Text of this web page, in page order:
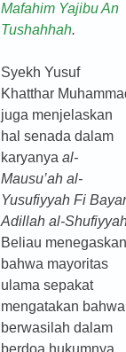
Mafahim Yajibu An
Tushahhah.
Syekh Yusuf
Khatthar
juga menjelaskan
hal senada dalam
karyanyaal-
Mausu’ah al-
Yusufiyyah Fi
Adillah al-
Beliau menegaskan
bahwa mayoritas
ulama sepakat
mengatakan bahwa
berwasilah dalam
berdoa hukumnya